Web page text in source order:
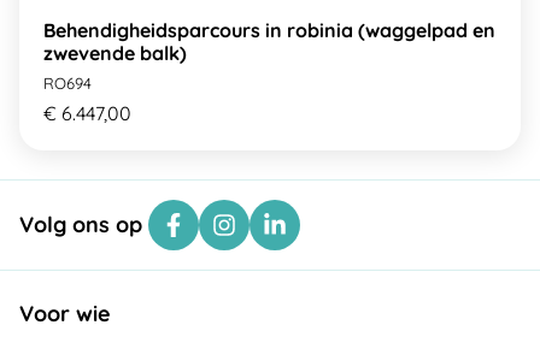
Behendigheidsparcours in robinia (waggelpad en
zwevende balk)
RO694
€ 6.447,00
Volg ons op
Voor wie